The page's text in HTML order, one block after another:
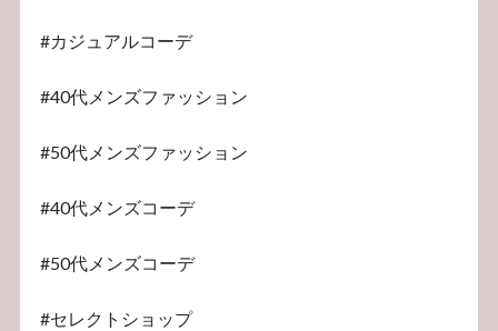
#カジュアルコーデ
#40代メンズファッション
#50代メンズファッション
#40代メンズコーデ
#50代メンズコーデ
#セレクトショップ